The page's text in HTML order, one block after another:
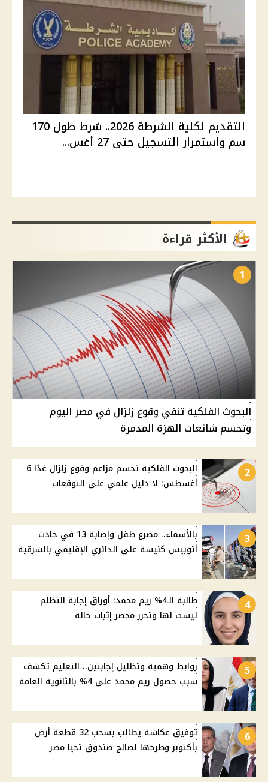
التقديم لكلية الشرطة 2026.. شرط طول 170
سم واستمرار التسجيل حتى 27 أغس...
الأكثر قراءة
1
البحوث الفلكية تنفي وقوع زلزال في مصر اليوم
وتحسم شائعات الهزة المدمرة
2
البحوث الفلكية تحسم مزاعم وقوع زلزال غدًا 6
أغسطس: لا دليل علمي على التوقعات
3
بالأسماء.. مصرع طفل وإصابة 13 في حادث
أتوبيس كنيسة على الدائري الإقليمي بالشرقية
4
طالبة الـ4% ريم محمد: أوراق إجابة التظلم
ليست لها وتحرر محضر إثبات حالة
5
روابط وهمية وتظليل إجابتين.. التعليم تكشف
سبب حصول ريم محمد على 4% بالثانوية العامة
6
توفيق عكاشة يطالب بسحب 32 قطعة أرض
بأكتوبر وطرحها لصالح صندوق تحيا مصر